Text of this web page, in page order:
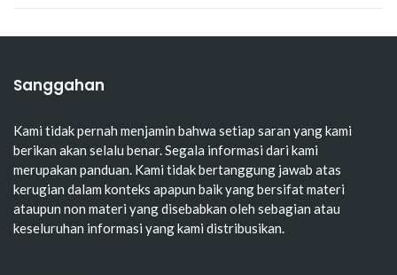
Sanggahan
Kami tidak pernah menjamin bahwa setiap saran yang kami
berikan akan selalu benar. Segala informasi dari kami
merupakan panduan. Kami tidak bertanggung jawab atas
kerugian dalam konteks apapun baik yang bersifat materi
ataupun non materi yang disebabkan oleh sebagian atau
keseluruhan informasi yang kami distribusikan.